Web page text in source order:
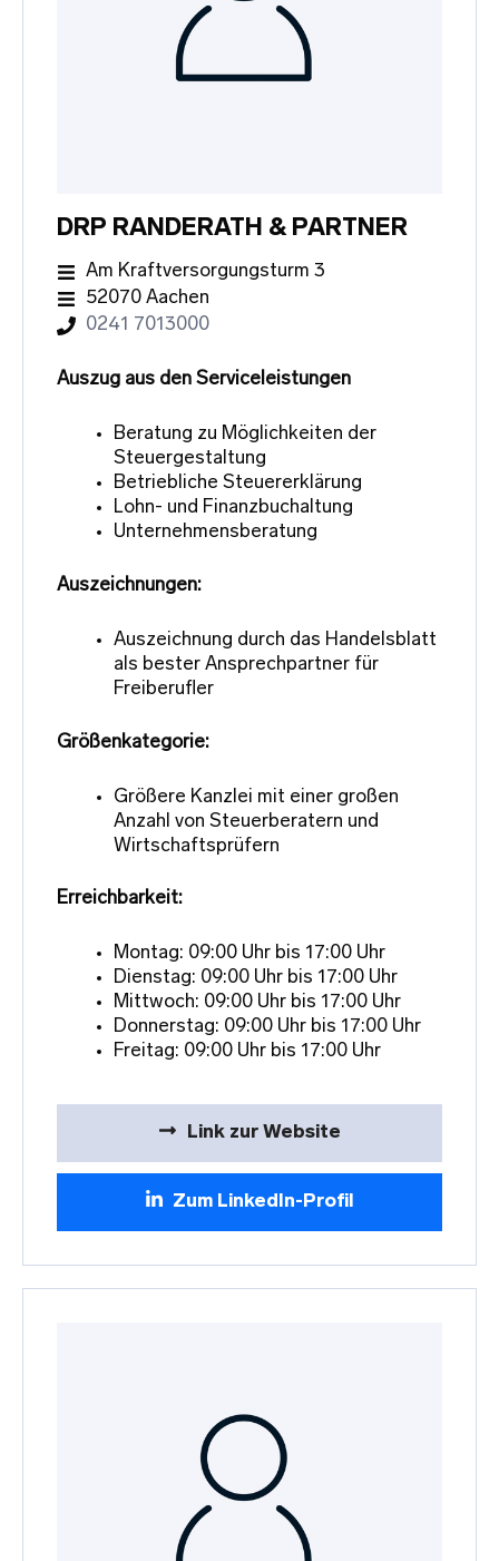
DRP RANDERATH & PARTNER
Am Kraftversorgungsturm 3
52070 Aachen
0241 7013000
Auszug aus den Serviceleistungen
Beratung zu Möglichkeiten der
Steuergestaltung
Betriebliche Steuererklärung
Lohn- und Finanzbuchaltung
Unternehmensberatung
Auszeichnungen:
Auszeichnung durch das Handelsblatt
als bester Ansprechpartner für
Freiberufler
Größenkategorie:
Größere Kanzlei mit einer großen
Anzahl von Steuerberatern und
Wirtschaftsprüfern
Erreichbarkeit:
Montag: 09:00 Uhr bis 17:00 Uhr
Dienstag: 09:00 Uhr bis 17:00 Uhr
Mittwoch: 09:00 Uhr bis 17:00 Uhr
Donnerstag: 09:00 Uhr bis 17:00 Uhr
Freitag: 09:00 Uhr bis 17:00 Uhr
Link zur Website
Zum LinkedIn-Profil